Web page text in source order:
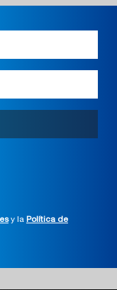
y la Política de